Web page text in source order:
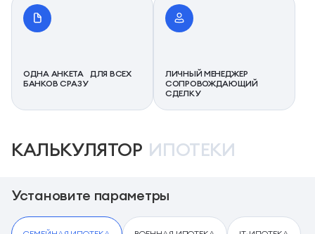
ОДНА АНКЕТА ДЛЯ ВСЕХ
БАНКОВ СРАЗУ
ЛИЧНЫЙ МЕНЕДЖЕР
СОПРОВОЖДАЮЩИЙ
СДЕЛКУ
КАЛЬКУЛЯТОР ИПОТЕКИ
Установите параметры